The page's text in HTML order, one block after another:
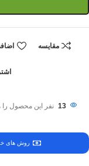
مقایسه
13 نفر این محصول را
روش های